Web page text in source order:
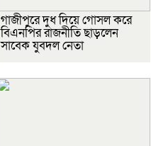
গাজীপুরে দুধ দিয়ে গোসল করে
বিএনপির রাজনীতি ছাড়লেন
সাবেক যুবদল নেতা